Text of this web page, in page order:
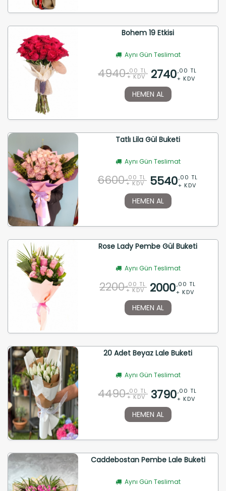
Bohem 19 Etkisi
Aynı Gün Teslimat
4940 ,00 TL
+ KDV 2740,00 TL
+ KDV
HEMEN AL
Tatlı Lila Gül Buketi
Aynı Gün Teslimat
6600 ,00 TL
+ KDV 5540,00 TL
+ KDV
HEMEN AL
Rose Lady Pembe Gül Buketi
Aynı Gün Teslimat
2200 ,00 TL
+ KDV 2000,00 TL
+ KDV
HEMEN AL
20 Adet Beyaz Lale Buketi
Aynı Gün Teslimat
4490 ,00 TL
+ KDV 3790,00 TL
+ KDV
HEMEN AL
Caddebostan Pembe Lale Buketi
Aynı Gün Teslimat